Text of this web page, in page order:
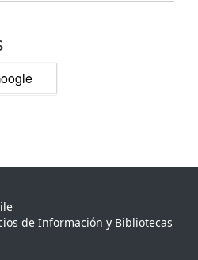
de Información y Bibliotecas